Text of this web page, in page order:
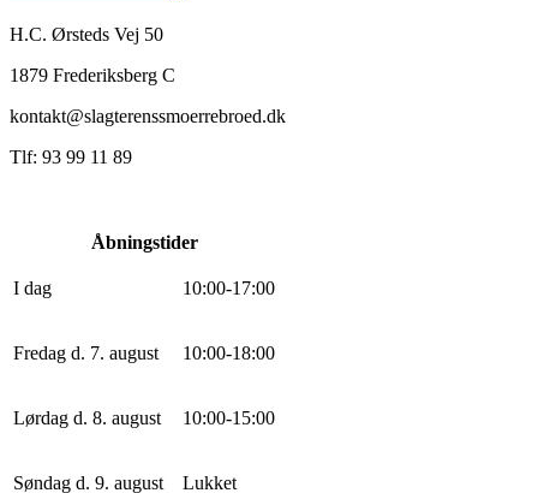
H.C. Ørsteds Vej 50
1879 Frederiksberg C
kontakt@slagterenssmoerrebroed.dk
Tlf: 93 99 11 89
Åbningstider
I dag 10:00-17:00
Fredag d. 7. august 10:00-18:00
Lørdag d. 8. august 10:00-15:00
Søndag d. 9. august Lukket